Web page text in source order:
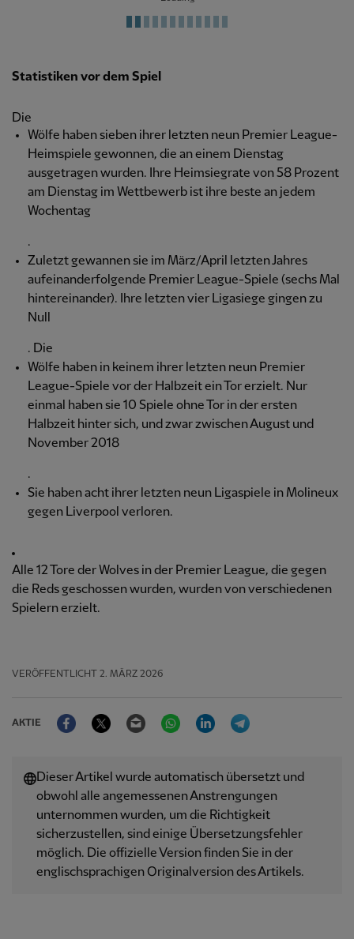
Statistiken vor dem Spiel
Die
Wölfe haben sieben ihrer letzten neun Premier League-
Heimspiele gewonnen, die an einem Dienstag
ausgetragen wurden. Ihre Heimsiegrate von 58 Prozent
am Dienstag im Wettbewerb ist ihre beste an jedem
Wochentag
.
Zuletzt gewannen sie im März/April letzten Jahres
aufeinanderfolgende Premier League-Spiele (sechs Mal
hintereinander). Ihre letzten vier Ligasiege gingen zu
Null
. Die
Wölfe haben in keinem ihrer letzten neun Premier
League-Spiele vor der Halbzeit ein Tor erzielt. Nur
einmal haben sie 10 Spiele ohne Tor in der ersten
Halbzeit hinter sich, und zwar zwischen August und
November 2018
.
Sie haben acht ihrer letzten neun Ligaspiele in Molineux
gegen Liverpool verloren.
Alle 12 Tore der Wolves in der Premier League, die gegen
die Reds geschossen wurden, wurden von verschiedenen
Spielern erzielt.
VERÖFFENTLICHT 2. MÄRZ 2026
AKTIE
FacebookTwitter Email WhatsAppLinkedIn
Dieser Artikel wurde automatisch übersetzt und
obwohl alle angemessenen Anstrengungen
unternommen wurden, um die Richtigkeit
sicherzustellen, sind einige Übersetzungsfehler
möglich. Die offizielle Version finden Sie in der
englischsprachigen Originalversion des Artikels.